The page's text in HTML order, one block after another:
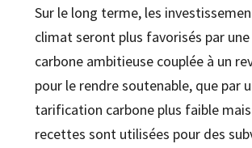
Sur le long terme, les
climat seront plus favorisés par
carbone ambitieuse couplée à un
pour le rendre soutenable, que par
tarification carbone plus faible
recettes sont utilisées pour des